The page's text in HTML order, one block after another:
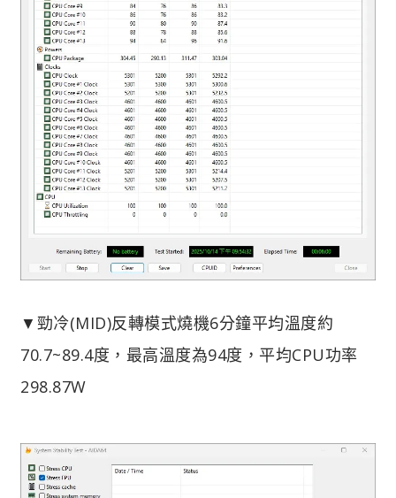
▼勁冷(MID)反轉模式燒機6分鐘平均溫度約
70.7~89.4度，最高溫度為94度，平均CPU功率
298.87W